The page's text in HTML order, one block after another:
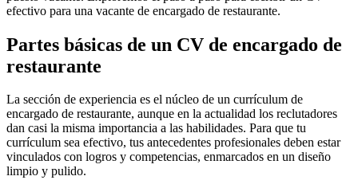
efectivo para una vacante de encargado de restaurante.
Partes básicas de un CV de encargado de
restaurante
La sección de experiencia es el núcleo de un currículum de
encargado de restaurante, aunque en la actualidad los reclutadores
dan casi la misma importancia a las habilidades. Para que tu
currículum sea efectivo, tus antecedentes profesionales deben estar
vinculados con logros y competencias, enmarcados en un diseño
limpio y pulido.